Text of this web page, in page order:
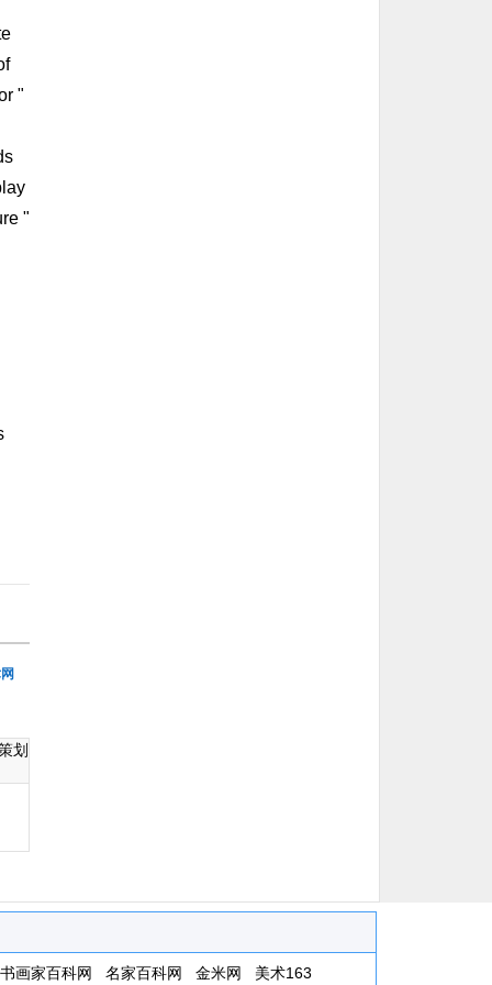
"
"
划
书画家百科网 名家百科网 金米网 美术163